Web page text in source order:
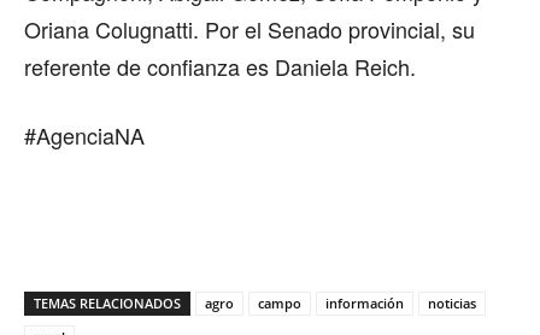
Oriana Colugnatti. Por el Senado provincial, su
referente de confianza es Daniela Reich.
#AgenciaNA
TEMAS RELACIONADOS agro campo información
noticias